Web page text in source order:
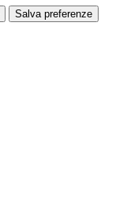
Salva preferenze